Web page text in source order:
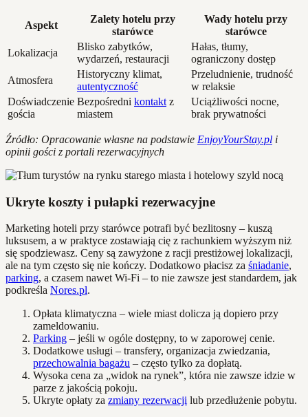
Aspekt
Zalety hotelu przy
starówce
Wady hotelu przy
starówce
Lokalizacja
Blisko zabytków,
wydarzeń, restauracji
Hałas, tłumy,
ograniczony dostęp
Atmosfera
Historyczny klimat,
autentyczność
Przeludnienie, trudność
w relaksie
Doświadczenie
gościa
Bezpośredni kontakt z
miastem
Uciążliwości nocne,
brak prywatności
Źródło: Opracowanie własne na podstawie EnjoyYourStay.pl i
opinii gości z portali rezerwacyjnych
Ukryte koszty i pułapki rezerwacyjne
Marketing hoteli przy starówce potrafi być bezlitosny – kuszą
luksusem, a w praktyce zostawiają cię z rachunkiem wyższym niż
się spodziewasz. Ceny są zawyżone z racji prestiżowej lokalizacji,
ale na tym często się nie kończy. Dodatkowo płacisz za śniadanie,
parking, a czasem nawet Wi-Fi – to nie zawsze jest standardem, jak
podkreśla Nores.pl.
Opłata klimatyczna – wiele miast dolicza ją dopiero przy
zameldowaniu.
Parking – jeśli w ogóle dostępny, to w zaporowej cenie.
Dodatkowe usługi – transfery, organizacja zwiedzania,
przechowalnia bagażu – często tylko za dopłatą.
Wysoka cena za „widok na rynek”, która nie zawsze idzie w
parze z jakością pokoju.
Ukryte opłaty za zmiany rezerwacji lub przedłużenie pobytu.